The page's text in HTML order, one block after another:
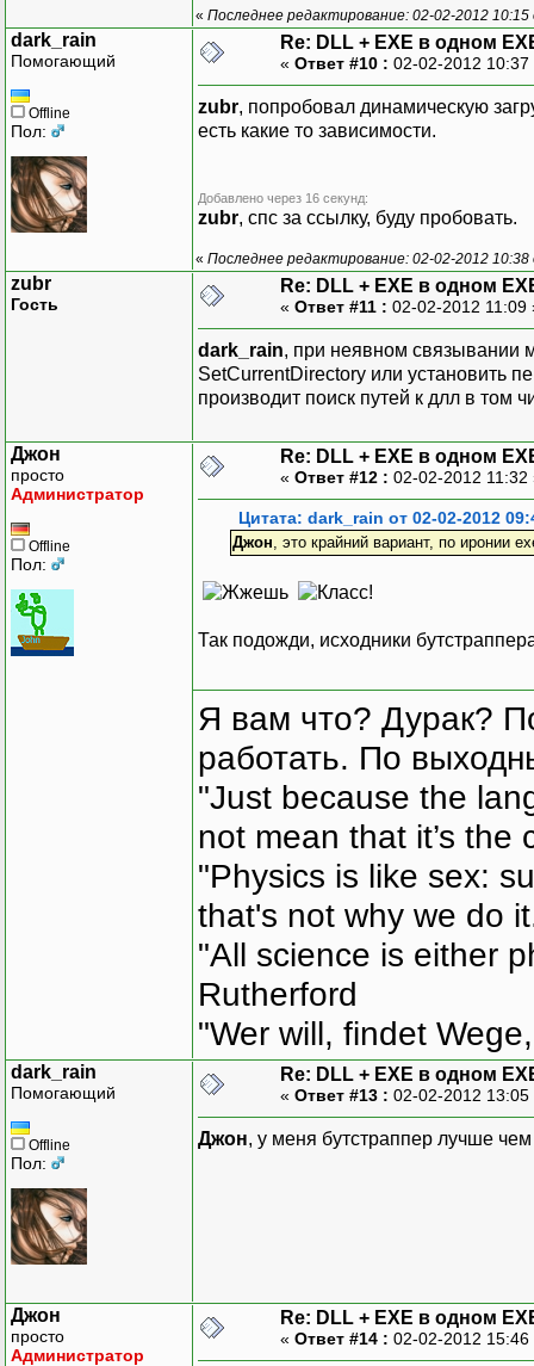
« Последнее редактирование: 02-02-2012
dark_rain
Помогающий
Offline
Пол:
Re: DLL + EXE в одном
« Ответ #10 : 02-02-2012
zubr, попробовал динамическую
есть какие то зависимости.
Добавлено через 16 секунд:
zubr, спс за ссылку, буду пробовать.
« Последнее редактирование: 02-02-2012
zubr
Гость
Re: DLL + EXE в одном
« Ответ #11 : 02-02-2012
dark_rain, при неявном связывании
SetCurrentDirectory или установить
производит поиск путей к длл в том
Джон
просто
Администратор
Offline
Пол:
Re: DLL + EXE в одном
« Ответ #12 : 02-02-2012
Цитата: dark_rain от 02-02-2012
Джон , это крайний вариант, по иронии
Так подожди, исходники
Я вам что? Дурак?
работать. По
"Just because the
not mean that it’s the
"Physics is like sex:
that's not why we do
"All science is either
Rutherford
"Wer will, findet
dark_rain
Помогающий
Offline
Пол:
Re: DLL + EXE в одном
« Ответ #13 : 02-02-2012
Джон, у меня бутстраппер лучше
Джон
просто
Администратор
Re: DLL + EXE в одном
« Ответ #14 : 02-02-2012